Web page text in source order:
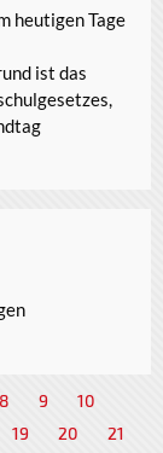
heutigen Tage
ist das
8 9
10
19 20
21